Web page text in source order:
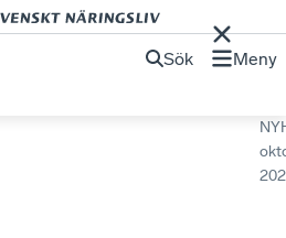
Sök Meny